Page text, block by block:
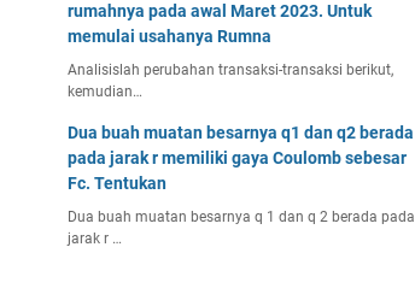
rumahnya pada awal Maret 2023. Untuk
memulai usahanya Rumna
Analisislah perubahan transaksi-transaksi berikut,
kemudian…
Dua buah muatan besarnya q1 dan q2 berada
pada jarak r memiliki gaya Coulomb sebesar
Fc. Tentukan
Dua buah muatan besarnya q 1 dan q 2 berada pada
jarak r …